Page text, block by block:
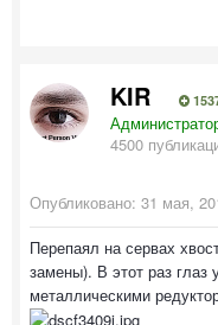
KIR
4500
Опубликовано: 31 мая,
Перепаял на сервах
замены). В этот раз
металлическими